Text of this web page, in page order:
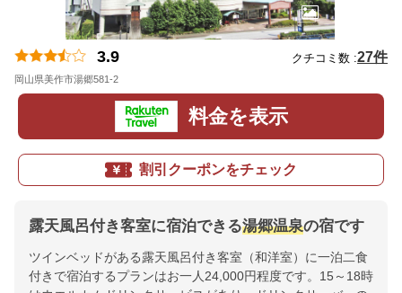
3.9 クチコミ数 :27件
岡山県美作市湯郷581-2
料金を表示
割引クーポンをチェック
露天風呂付き客室に宿泊できる湯郷温泉の宿です
ツインベッドがある露天風呂付き客室（和洋室）に一泊二食
付きで宿泊するプランはお一人24,000円程度です。15～18時